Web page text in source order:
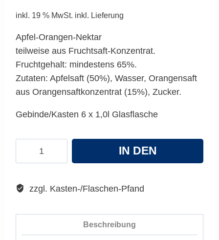
inkl. 19 % MwSt. inkl. Lieferung
Apfel-Orangen-Nektar
teilweise aus Fruchtsaft-Konzentrat.
Fruchtgehalt: mindestens 65%.
Zutaten: Apfelsaft (50%), Wasser, Orangensaft
aus Orangensaftkonzentrat (15%), Zucker.
Gebinde/Kasten 6 x 1,0l Glasflasche
Menge
IN DEN
zzgl. Kasten-/Flaschen-Pfand
Beschreibung